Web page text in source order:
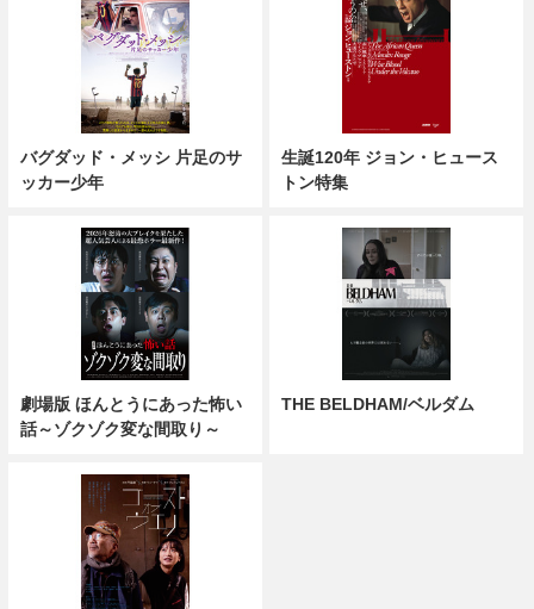
バグダッド・メッシ 片足のサ
ッカー少年
生誕120年 ジョン・ヒュース
トン特集
劇場版 ほんとうにあった怖い
話～ゾクゾク変な間取り～
THE BELDHAM/ベルダム